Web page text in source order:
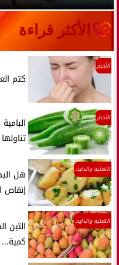
الأكثر قراءة
الأخبار
كتم
الأخبار
التغذية والدايت
هل
إنقاص
التغذية والدايت
كمية...